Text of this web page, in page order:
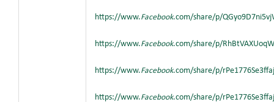
https://www.Facebook.com/share/p/
https://www.Facebook.com/share/p/
https://www.Facebook.com/share/p/
https://www.Facebook.com/share/p/